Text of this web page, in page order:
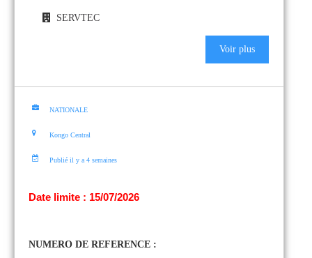
SERVTEC
Voir plus
NATIONALE
Kongo Central
Publié il y a 4 semaines
Date limite : 15/07/2026
NUMERO DE REFERENCE :